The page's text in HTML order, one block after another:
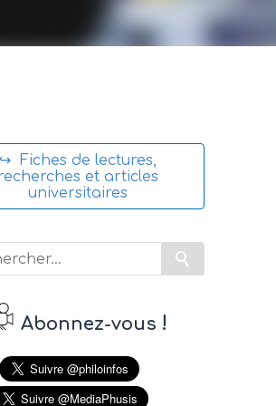
↪ Fiches de lectures,
et articles
universitaires
Abonnez-vous !